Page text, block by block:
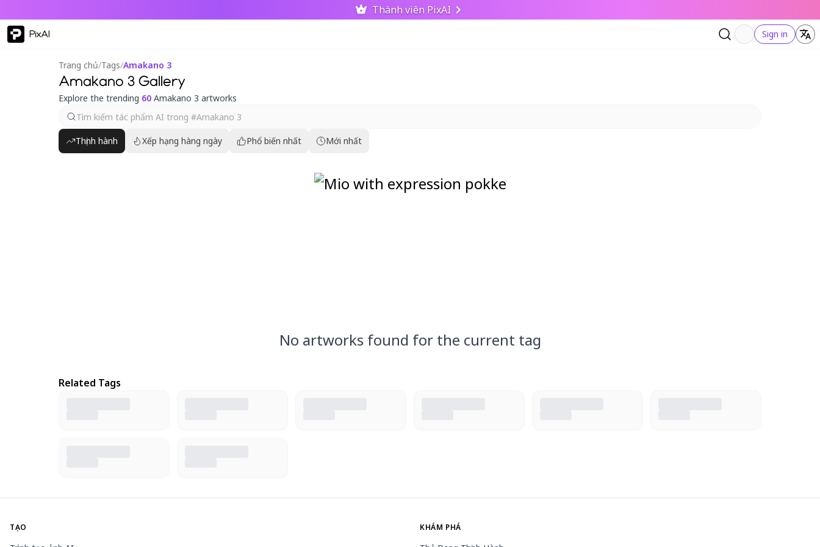
Thành viên PixAI
PixAI Sign in
Trang chủ/Tags/Amakano 3
Amakano 3 Gallery
Explore the trending 60 Amakano 3 artworks
Thịnh hành Xếp hạng hàng ngày Phổ biến nhất Mới nhất
No artworks found for the current tag
Related Tags
TẠO KHÁM PHÁ